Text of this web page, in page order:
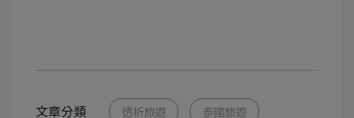
文章分類 透析旅遊 泰國旅遊